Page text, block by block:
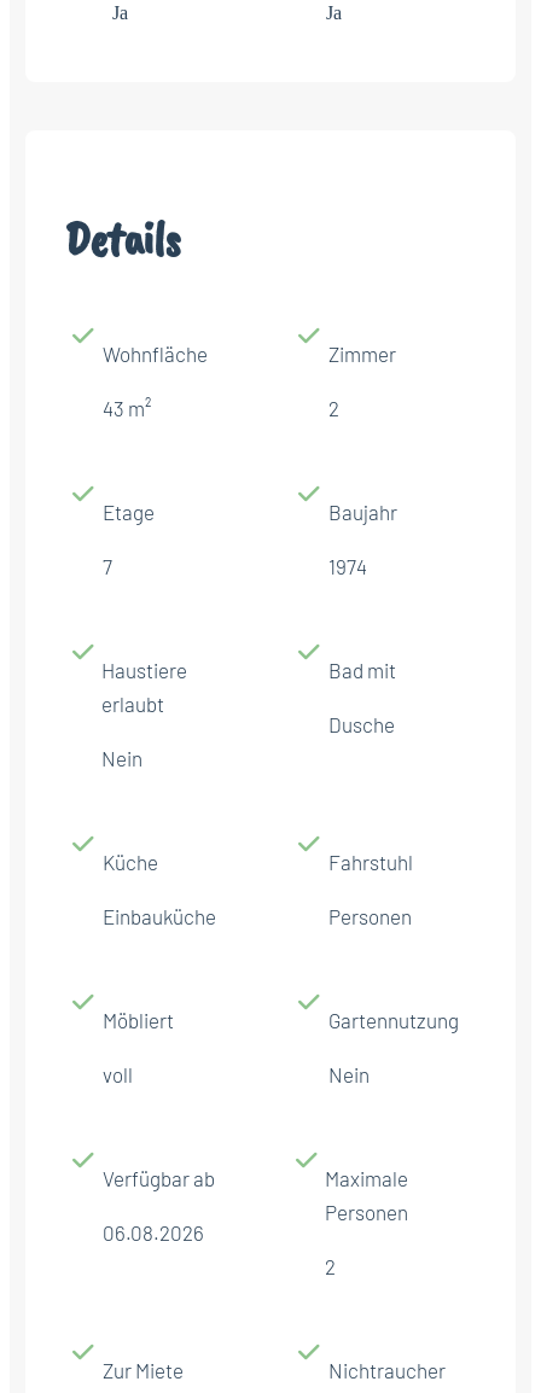
Ja Ja
Details
Wohnfläche
43 m²
Zimmer
2
Etage
7
Baujahr
1974
Haustiere
erlaubt
Nein
Bad mit
Dusche
Küche
Einbauküche
Fahrstuhl
Personen
Möbliert
voll
Gartennutzung
Nein
Verfügbar ab
06.08.2026
Maximale
Personen
2
Zur Miete Nichtraucher